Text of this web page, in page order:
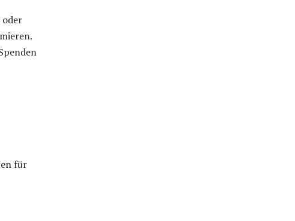
oder
für